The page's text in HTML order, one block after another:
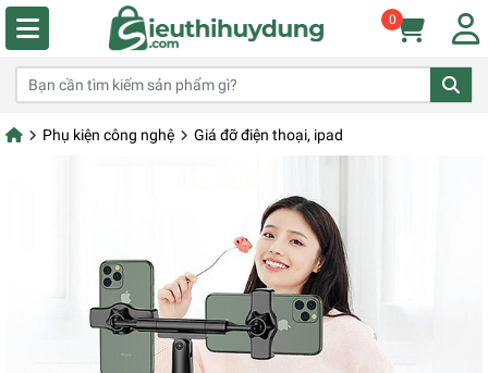
0
Phụ kiện công nghệ Giá đỡ điện thoại, ipad